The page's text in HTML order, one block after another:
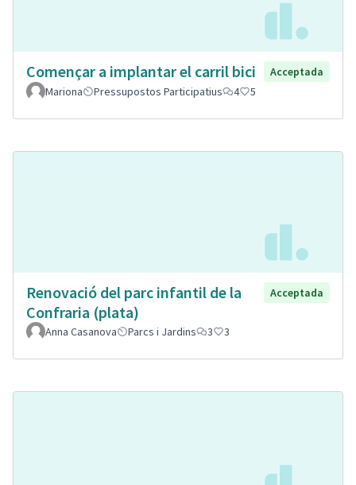
Començar a implantar el carril bici
Acceptada
Mariona
Pressupostos Participatius 4 5
Renovació del parc infantil de la
Confraria (plata)
Acceptada
Anna Casanova Parcs i Jardins 3 3